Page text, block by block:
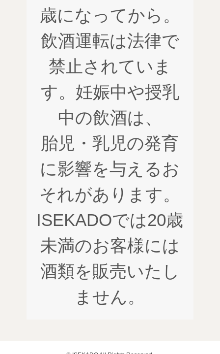
歳になってから。
飲酒運転は法律で
禁止されていま
す。妊娠中や授乳
中の飲酒は、
胎児・乳児の発育
に影響を与えるお
それがあります。
ISEKADOでは20歳
未満のお客様には
酒類を販売いたし
ません。